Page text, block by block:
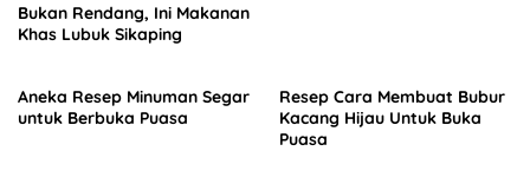
Bukan Rendang, Ini Makanan
Khas Lubuk Sikaping
Aneka Resep Minuman Segar
untuk Berbuka Puasa
Resep Cara Membuat Bubur
Kacang Hijau Untuk Buka
Puasa